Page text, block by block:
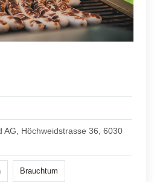
AG, Höchweidstrasse 36, 6030
Brauchtum